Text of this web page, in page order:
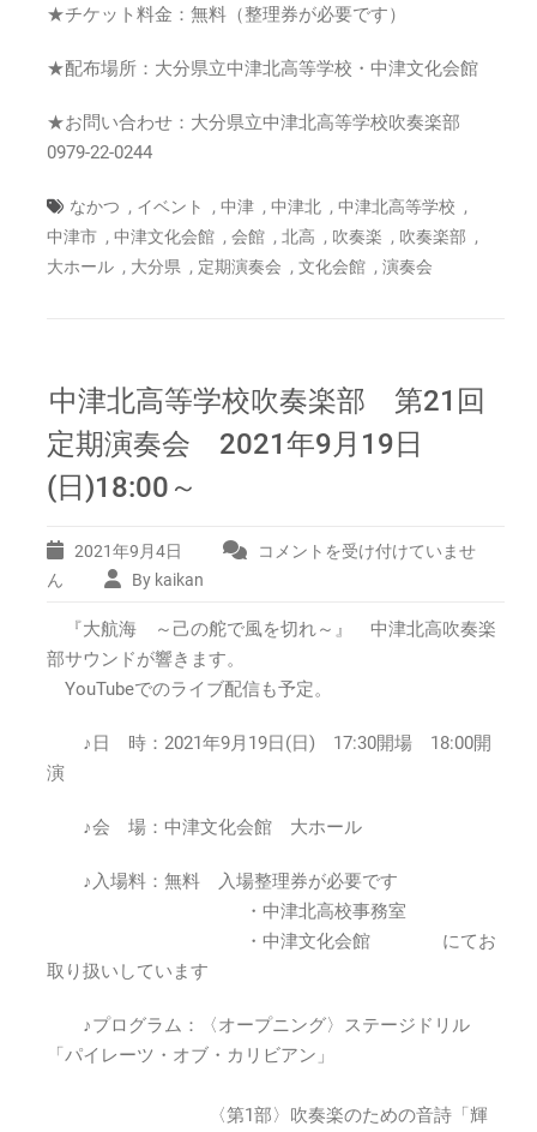
★チケット料金：無料（整理券が必要です）
★配布場所：大分県立中津北高等学校・中津文化会館
★お問い合わせ：大分県立中津北高等学校吹奏楽部
0979-22-0244
なかつ , イベント , 中津 , 中津北 , 中津北高等学校 ,
中津市 , 中津文化会館 , 会館 , 北高 , 吹奏楽 , 吹奏楽部 ,
大ホール , 大分県 , 定期演奏会 , 文化会館 , 演奏会
中津北高等学校吹奏楽部 第21回
定期演奏会 2021年9月19日
(日)18:00～
2021年9月4日
中
高
学
校
奏
第
回
定
期
演
2021
年
月
コメントを受け付けていませ
ん
By kaikan
『大航海 ～己の舵で風を切れ～』 中津北高吹奏楽
部サウンドが響きます。
YouTubeでのライブ配信も予定。
♪日 時：2021年9月19日(日) 17:30開場 18:00開
演
♪会 場：中津文化会館 大ホール
♪入場料：無料 入場整理券が必要です
・中津北高校事務室
・中津文化会館 にてお
取り扱いしています
♪プログラム：〈オープニング〉ステージドリル
「パイレーツ・オブ・カリビアン」
〈第1部〉吹奏楽のための音詩「輝